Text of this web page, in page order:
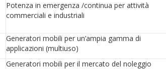
Potenza in emergenza /continua per attività
commerciali e industriali
Generatori mobili per un’ampia gamma di
applicazioni (multiuso)
Generatori mobili per il mercato del noleggio